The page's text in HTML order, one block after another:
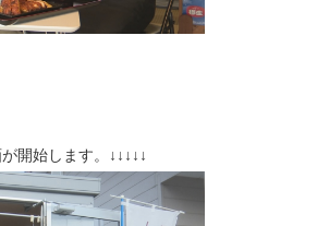
開始します。↓↓↓↓↓